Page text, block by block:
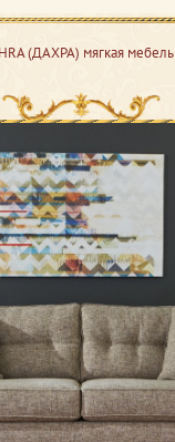
(ДАХРА) мягкая мебель